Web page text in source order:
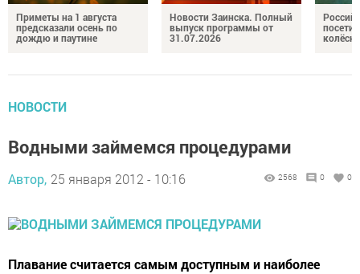
Приметы на 1 августа
предсказали осень по
дождю и паутине
Новости Заинска. Полный
выпуск программы от
31.07.2026
НОВОСТИ
Водными займемся процедурами
Автор, 25 января 2012 - 10:16 2568 0 0
Плавание считается самым доступным и наиболее